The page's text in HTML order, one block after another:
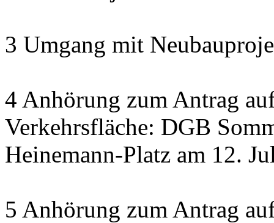
3 Umgang mit
4 Anhörung zum Antrag
Verkehrsfläche: DGB
Heinemann-Platz am 12.
5 Anhörung zum Antrag